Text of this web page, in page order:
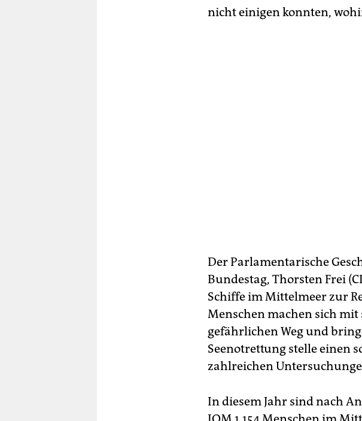
nicht einigen konnten,
Der Parlamentarische
Bundestag, Thorsten Frei
Schiffe im Mittelmeer zur
Menschen machen sich
gefährlichen Weg und
Seenotrettung stelle einen
zahlreichen
In diesem Jahr sind nach